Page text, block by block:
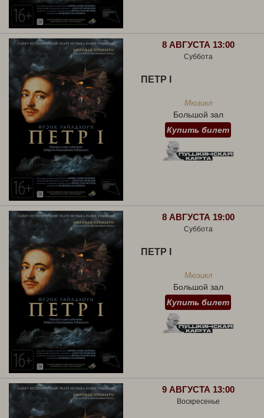
8 АВГУСТА 13:00
Суббота
ПЕТР I
Мюзикл
Большой зал
Купить билет
8 АВГУСТА 19:00
Суббота
ПЕТР I
Мюзикл
Большой зал
Купить билет
9 АВГУСТА 13:00
Воскресенье